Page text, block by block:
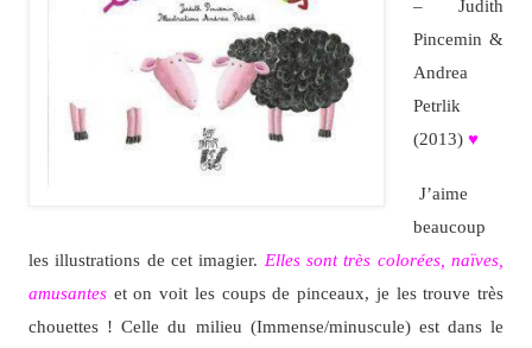
– Judith
Pincemin &
Andrea
Petrlik
(2013) ♥
J’aime
beaucoup
les illustrations de cet imagier. Elles sont très colorées, naïves,
amusanteset on voit les coups de pinceaux, je les trouve très
chouettes ! Celle du milieu (Immense/minuscule) est dans le